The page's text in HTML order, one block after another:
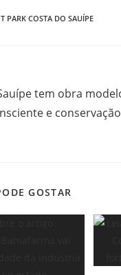
PARK COSTA DO SAUÍPE
tem obra
e conservação
GOSTAR